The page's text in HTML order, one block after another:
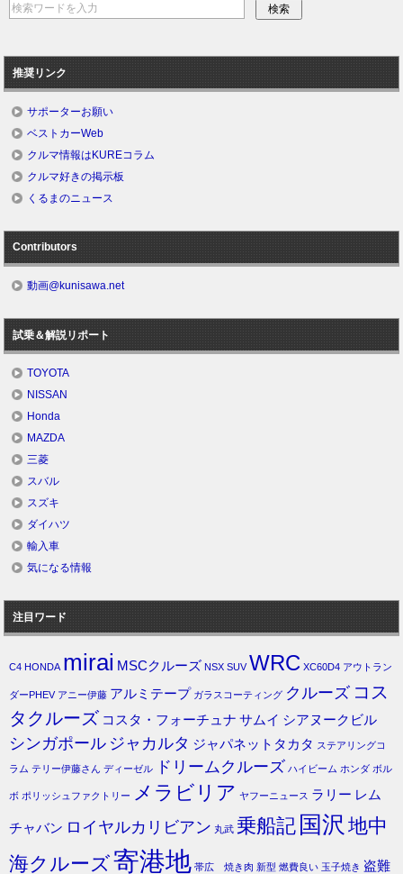
推奨リンク
サポーターお願い
ベストカーWeb
クルマ情報はKUREコラム
クルマ好きの掲示板
くるまのニュース
Contributors
動画@kunisawa.net
試乗＆解説リポート
TOYOTA
NISSAN
Honda
MAZDA
三菱
スバル
スズキ
ダイハツ
輸入車
気になる情報
注目ワード
C4 HONDA mirai MSCクルーズ NSX SUV WRC XC60D4 アウトラン
ダーPHEV アニー伊藤 アルミテープ ガラスコーティング クルーズ コス
タクルーズ コスタ・フォーチュナ サムイ シアヌークビル
シンガポール ジャカルタ ジャパネットタカタ ステアリングコ
ラム テリー伊藤さん ディーゼル ドリームクルーズ ハイビーム ホンダ ボル
ボ ポリッシュファクトリー メラビリア ヤフーニュース ラリー レム
チャバン ロイヤルカリビアン 丸武 乗船記 国沢 地中
海クルーズ寄港地 帯広 焼き肉 新型 燃費良い 玉子焼き 盗難